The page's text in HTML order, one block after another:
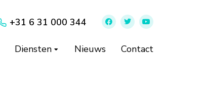
+31 6 31 000 344
Diensten Nieuws Contact